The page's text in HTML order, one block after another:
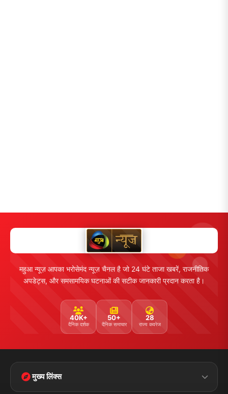
महुआ न्यूज़ आपका भरोसेमंद न्यूज़ चैनल है जो 24 घंटे ताजा खबरें, राजनीतिक
अपडेट्स, और समसामयिक घटनाओं की सटीक जानकारी प्रदान करता है।
40K+
दैनिक दर्शक
50+
दैनिक समाचार
28
राज्य कवरेज
मुख्य लिंक्स